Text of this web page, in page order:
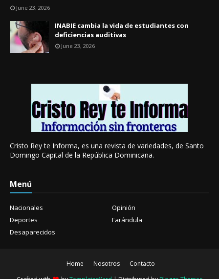
June 23, 2026
INABIE cambia la vida de estudiantes con
deficiencias auditivas
June 23, 2026
Cristo Rey te Informa, es una revista de variedades, de Santo
Domingo Capital de la República Dominicana.
Menú
Nacionales
Opinión
Deportes
Farándula
Desaparecidos
Home Nosotros
Contacto